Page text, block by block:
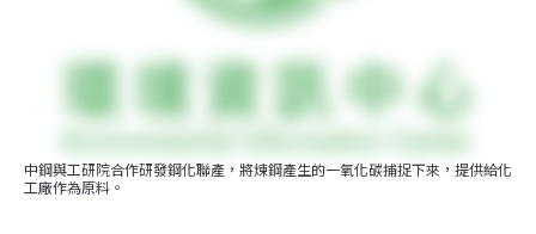
中鋼與工研院合作研發鋼化聯產，將煉鋼產生的一氧化碳捕捉下來，提供給化
工廠作為原料。